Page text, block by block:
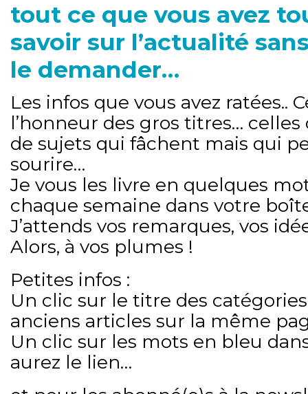
tout ce que vous avez
savoir sur l’actualité
le demander…
Les infos que vous avez ratées..
l’honneur des gros titres…
de sujets qui fâchent mais qui
sourire…
Je vous les livre en quelques
chaque semaine dans votre
J’attends vos remarques, vos
Alors, à vos plumes !
Petites infos :
Un clic sur le titre des
anciens articles sur la même
Un clic sur les mots en bleu
aurez le lien…